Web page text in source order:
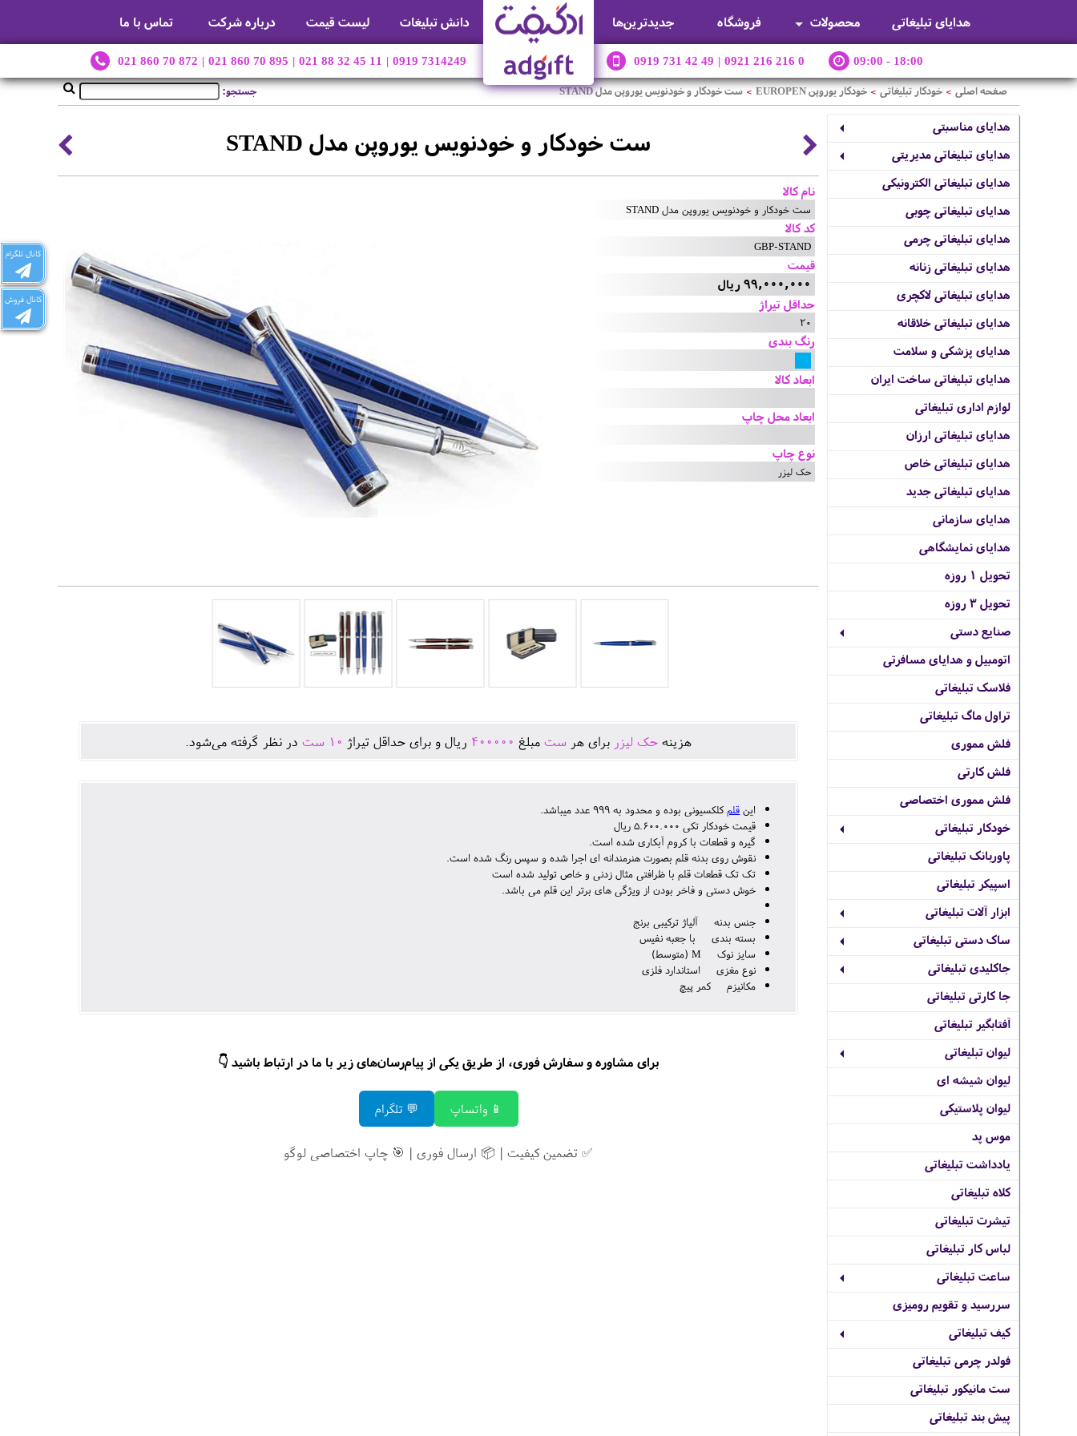
هدایای تبلیغاتی محصولات فروشگاه جديدترين‌ها دانش تبلیغات لیست قیمت درباره شرکت تماس با ما
021 860 70 872 | 021 860 70 895 | 021 88 32 45 11 | 0919 7314249 0919 731 42 49 | 0921 216 216 0 09:00 - 18:00
کانال تلگرام
کانال فروش
جستجو: صفحه اصلی > خودکار تبلیغاتی > خودکار یوروپن EUROPEN > ست خودکار و خودنویس یوروپن مدل STAND
هدایای مناسبتی
هدایای تبلیغاتی مدیریتی
هدایای تبلیغاتی الکترونیکی
هدایای تبلیغاتی چوبی
هدایای تبلیغاتی چرمی
هدایای تبلیغاتی زنانه
هدایای تبلیغاتی لاکچری
هدایای تبلیغاتی خلاقانه
هدایای پزشکی و سلامت
هدایای تبلیغاتی ساخت ایران
لوازم اداری تبلیغاتی
هدایای تبلیغاتی ارزان
هدایای تبلیغاتی خاص
هدایای تبلیغاتی جدید
هدایای سازمانی
هدایای نمایشگاهی
تحویل 1 روزه
تحویل 3 روزه
صنایع دستی
اتومبیل و هدایای مسافرتی
فلاسک تبلیغاتی
تراول ماگ تبلیغاتی
فلش مموری
فلش کارتی
فلش مموری اختصاصی
خودکار تبلیغاتی
پاوربانک تبلیغاتی
اسپیکر تبلیغاتی
ابزار آلات تبلیغاتی
ساک دستی تبلیغاتی
جاکلیدی تبلیغاتی
جا کارتی تبلیغاتی
آفتابگیر تبلیغاتی
لیوان تبلیغاتی
لیوان شیشه ای
لیوان پلاستیکی
موس پد
یادداشت تبلیغاتی
کلاه تبلیغاتی
تیشرت تبلیغاتی
لباس کار تبلیغاتی
ساعت تبلیغاتی
سررسید و تقویم رومیزی
کیف تبلیغاتی
فولدر چرمی تبلیغاتی
ست مانیکور تبلیغاتی
پیش بند تبلیغاتی
ست خودکار و خودنویس یوروپن مدل STAND
نام کالا
ست خودکار و خودنویس یوروپن مدل STAND
کد کالا
GBP-STAND
قیمت
99,000,000 ریال
حداقل تیراژ
20
رنگ بندی
ابعاد کالا
ابعاد محل چاپ
نوع چاپ
حک لیزر
هزينه حک لیزر برای هر ست مبلغ 400000 ريال و برای حداقل تيراژ 10 ست در نظر گرفته می‌شود.
این قلمکلکسیونی بوده و محدود به 999 عدد میباشد.
قیمت خودکار تکی 5.600.000 ریال
گیره و قطعات با کروم آبکاری شده است.
نقوش روی بدنه قلم بصورت هنرمندانه ای اجرا شده و سپس رنگ شده است.
تک تک قطعات قلم با ظرافتی مثال زدنی و خاص تولید شده است
خوش دستی و فاخر بودن از ویژگی های برتر این قلم می باشد.
جنس بدنه آلیاژ ترکیبی برنج
بسته بندی با جعبه نفیس
سایز نوک M (متوسط)
نوع مغزی استاندارد فلزی
مکانیزم کمر پیچ
برای مشاوره و سفارش فوری، از طریق یکی از پیام‌رسان‌های زیر با ما در ارتباط باشید 👇
📱 واتساپ 💬 تلگرام
✅ تضمین کیفیت | 📦 ارسال فوری | 🎯 چاپ اختصاصی لوگو